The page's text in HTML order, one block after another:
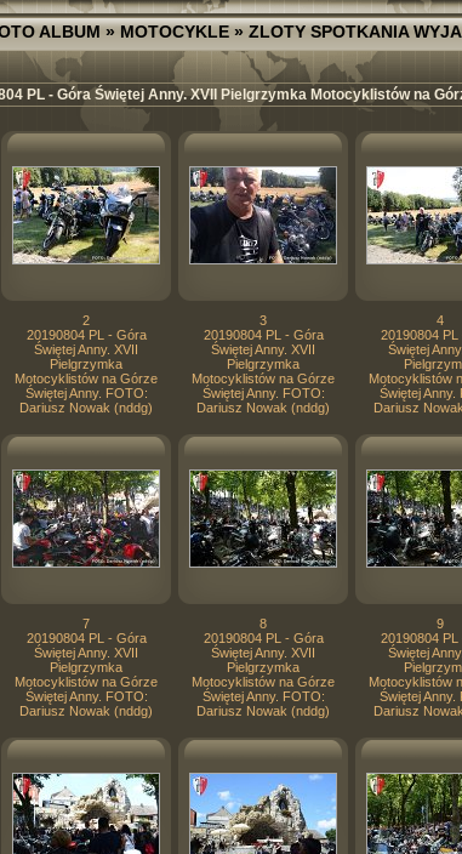
ALBUM»MOTOCYKLE»ZLOTY SPOTKANIA
PL - Góra Świętej Anny. XVII Pielgrzymka Motocyklistów na
2
20190804 PL - Góra
Świętej Anny. XVII
Pielgrzymka
Motocyklistów na Górze
Świętej Anny. FOTO:
Dariusz Nowak (nddg)
3
20190804 PL - Góra
Świętej Anny. XVII
Pielgrzymka
Motocyklistów na Górze
Świętej Anny. FOTO:
Dariusz Nowak (nddg)
4
20190804 PL
Świętej
Motocyklistów
Świętej Anny.
Dariusz
7
20190804 PL - Góra
Świętej Anny. XVII
Pielgrzymka
Motocyklistów na Górze
Świętej Anny. FOTO:
Dariusz Nowak (nddg)
8
20190804 PL - Góra
Świętej Anny. XVII
Pielgrzymka
Motocyklistów na Górze
Świętej Anny. FOTO:
Dariusz Nowak (nddg)
9
20190804 PL
Świętej
Motocyklistów
Świętej Anny.
Dariusz